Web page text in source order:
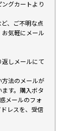
グカートより
、ご不明な点
気軽にメール
しメールにて
法のメールが
す。購入ボタ
メールのフォ
レスを、受信